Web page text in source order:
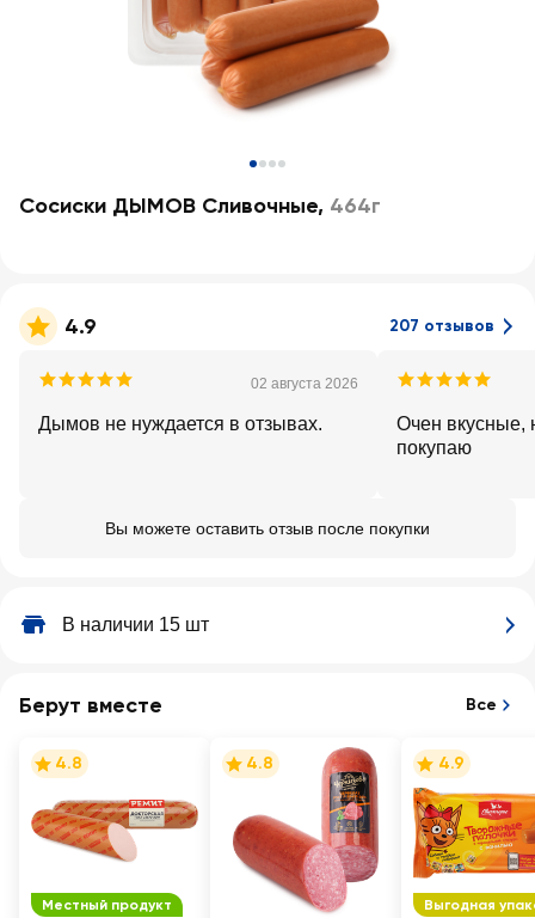
Сосиски ДЫМОВ Сливочные, 464г
4.9 207 отзывов
02 августа 2026
Дымов не нуждается в отзывах.
Очен вкусные,
покупаю
Вы можете оставить отзыв после покупки
В наличии 15 шт
Берут вместе Все
Местный продукт
4.8 4.8
Выгодная
4.9